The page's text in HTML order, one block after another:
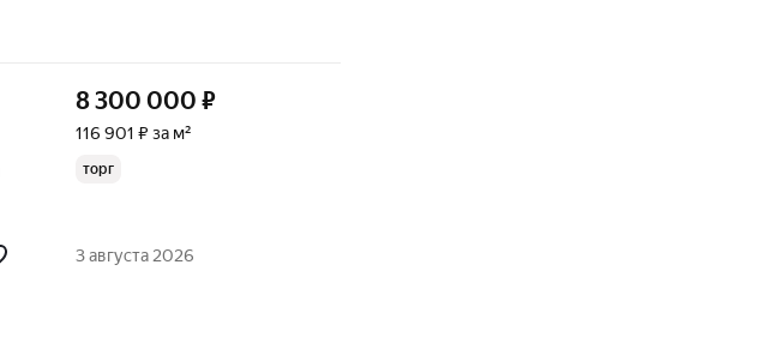
8 300 000 ₽
116 901 ₽ за м²
торг
3 августа 2026